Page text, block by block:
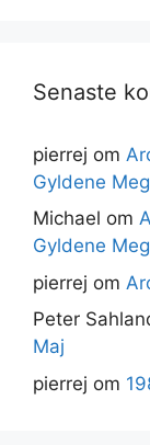
Senaste
pierrej om
Gyldene
Michael om
Gyldene
pierrej om
Peter
Maj
pierrej om